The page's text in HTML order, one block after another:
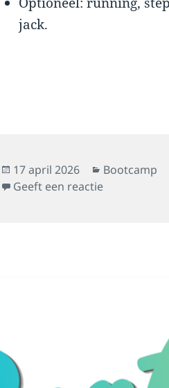
jack.
Geplaatst
op
17 april 2026 Categorieën
Bootcamp
Geeft een reactieop Muzikale